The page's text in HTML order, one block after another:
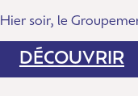
Hier soir, le
DÉCOUVRIR: